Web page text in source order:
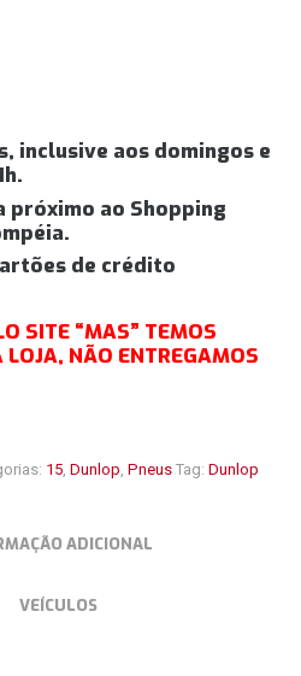
inclusive aos domingos e
próximo ao Shopping
de crédito
SITE “MAS” TEMOS
NÃO ENTREGAMOS
15, Dunlop Pneus Tag: Dunlop
ADICIONAL
VEÍCULOS